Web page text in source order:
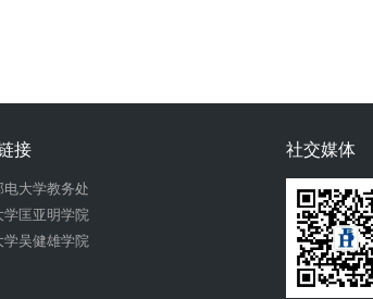
接
电大学教务处
学匡亚明学院
学吴健雄学院
社交媒体